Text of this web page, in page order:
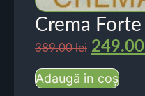
Crema Forte
389.00lei 249.00
Adaugă în coș